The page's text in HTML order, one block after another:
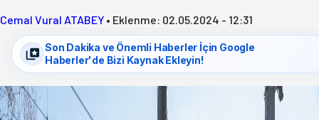
Cemal Vural ATABEY • Eklenme: 02.05.2024 - 12:31
Son Dakika ve Önemli Haberler İçin Google
Haberler'de Bizi Kaynak Ekleyin!